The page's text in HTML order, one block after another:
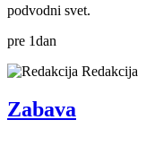
podvodni svet.
pre 1dan
Redakcija
Zabava